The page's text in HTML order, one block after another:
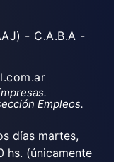
- C.A.B.A -
Empleos.
días martes,
hs. (únicamente